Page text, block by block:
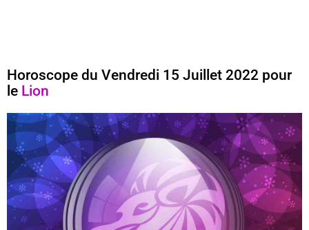
Horoscope du Vendredi 15 Juillet 2022 pour
le Lion